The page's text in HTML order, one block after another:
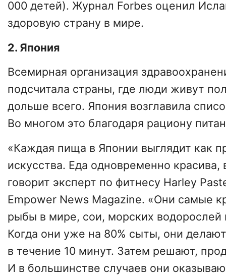
000 детей). Журнал Forbes оценил
здоровую страну в мире.
2. Япония
Всемирная организация
подсчитала страны, где люди живут
дольше всего. Япония возглавила
Во многом это благодаря рациону
«Каждая пища в Японии выглядит как
искусства. Еда одновременно
говорит эксперт по фитнесу Harley
Empower News Magazine. «Они самые
рыбы в мире, сои, морских водорослей
Когда они уже на 80% сыты, они
в течение 10 минут. Затем решают,
И в большинстве случаев они